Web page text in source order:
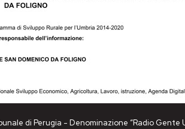
di Perugia - Denominazione “Radio Gente